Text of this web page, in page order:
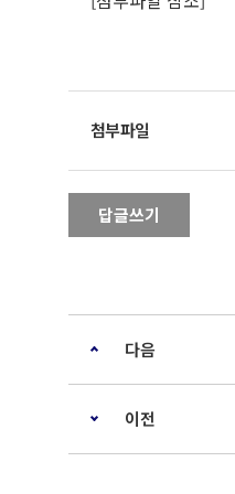
답글쓰기
다음
이전